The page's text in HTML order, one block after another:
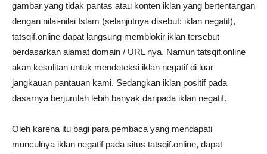
gambar yang tidak pantas atau konten iklan yang bertentangan
dengan nilai-nilai Islam (selanjutnya disebut: iklan negatif),
tatsqif.online dapat langsung memblokir iklan tersebut
berdasarkan alamat domain / URL nya. Namun tatsqif.online
akan kesulitan untuk mendeteksi iklan negatif di luar
jangkauan pantauan kami. Sedangkan iklan positif pada
dasarnya berjumlah lebih banyak daripada iklan negatif.
Oleh karena itu bagi para pembaca yang mendapati
munculnya iklan negatif pada situs tatsqif.online, dapat